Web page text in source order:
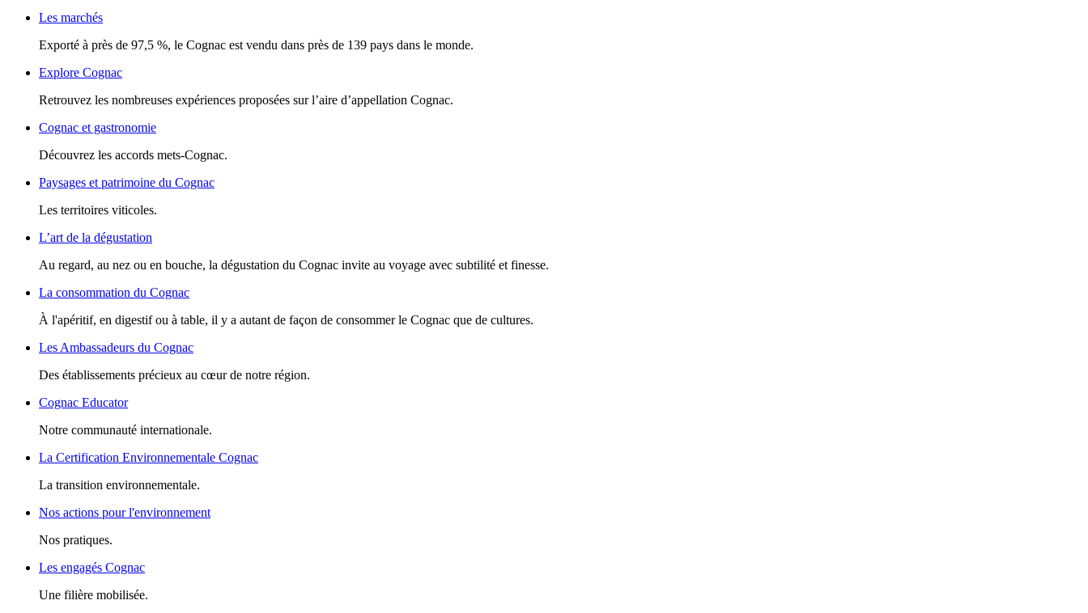
Les marchés
Exporté à près de 97,5 %, le Cognac est vendu dans près de 139 pays dans le monde.
Explore Cognac
Retrouvez les nombreuses expériences proposées sur l’aire d’appellation Cognac.
Cognac et gastronomie
Découvrez les accords mets-Cognac.
Paysages et patrimoine du Cognac
Les territoires viticoles.
L’art de la dégustation
Au regard, au nez ou en bouche, la dégustation du Cognac invite au voyage avec subtilité et finesse.
La consommation du Cognac
À l'apéritif, en digestif ou à table, il y a autant de façon de consommer le Cognac que de cultures.
Les Ambassadeurs du Cognac
Des établissements précieux au cœur de notre région.
Cognac Educator
Notre communauté internationale.
La Certification Environnementale Cognac
La transition environnementale.
Nos actions pour l'environnement
Nos pratiques.
Les engagés Cognac
Une filière mobilisée.